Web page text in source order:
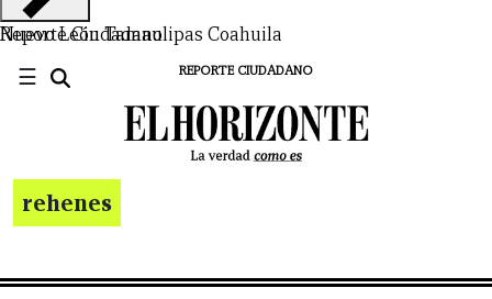
Nuevo LeónTamaulipas Coahuila
Reporte Ciudadano
☰ REPORTE CIUDADANO
rehenes